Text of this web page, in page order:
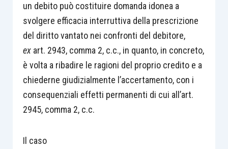
un debito può costituire domanda idonea a
svolgere efficacia interruttiva della prescrizione
del diritto vantato nei confronti del debitore,
ex art. 2943, comma 2, c.c., in quanto, in concreto,
è volta a ribadire le ragioni del proprio credito e a
chiederne giudizialmente l’accertamento, con i
consequenziali effetti permanenti di cui all’art.
2945, comma 2, c.c.
Il caso